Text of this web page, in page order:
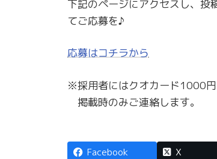
下記のページにアクセスし、投
てご応募を♪
応募はコチラから
※採用者にはクオカード1000円
掲載時のみご連絡します。
Facebook X